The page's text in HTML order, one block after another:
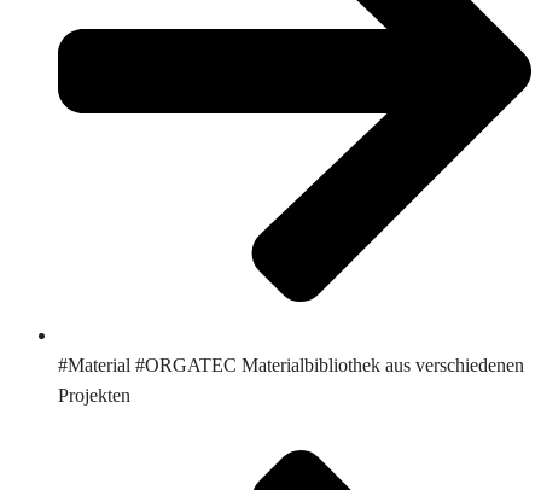
#Material #ORGATEC Materialbibliothek aus verschiedenen
Projekten